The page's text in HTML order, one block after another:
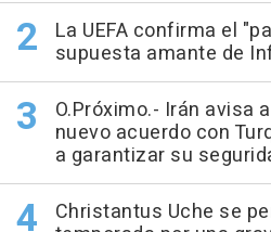
La UEFA confirma el
supuesta amante de
O.Próximo.- Irán avisa
nuevo acuerdo con
a garantizar su
Christantus Uche se